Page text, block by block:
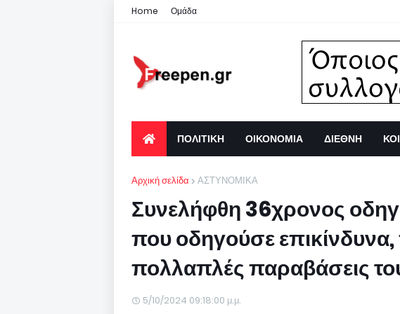
Home Ομάδα
ΠΟΛΙΤΙΚΗ ΟΙΚΟΝΟΜΙΑ ΔΙΕΘΝΗ
Αρχική σελίδα ΑΣΤΥΝΟΜΙΚΑ
Συνελήφθη 36χρονος
που οδηγούσε
πολλαπλές παραβάσεις
5/10/2024 09:18:00 μ.μ.